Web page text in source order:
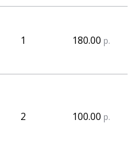
1 180.00 р.
2 100.00 р.